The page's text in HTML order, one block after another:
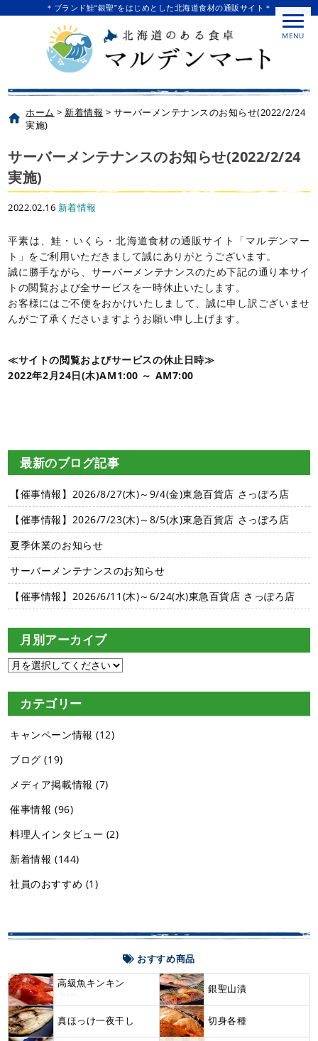
＊ブランド鮭“銀聖”をはじめとした北海道食材の通販サイト＊
MENU
ホーム >新着情報 > サーバーメンテナンスのお知らせ(2022/2/24
実施)
サーバーメンテナンスのお知らせ(2022/2/24
実施)
2022.02.16 新着情報
平素は、鮭・いくら・北海道食材の通販サイト「マルデンマー
ト」をご利用いただきまして誠にありがとうございます。
誠に勝手ながら、サーバーメンテナンスのため下記の通り本サイ
トの閲覧および全サービスを一時休止いたします。
お客様にはご不便をおかけいたしまして、誠に申し訳ございませ
んがご了承くださいますようお願い申し上げます。
≪サイトの閲覧およびサービスの休止日時≫
2022年2月24日(木)AM1:00 ～ AM7:00
最新のブログ記事
【催事情報】2026/8/27(木)～9/4(金)東急百貨店 さっぽろ店
【催事情報】2026/7/23(木)～8/5(水)東急百貨店 さっぽろ店
夏季休業のお知らせ
サーバーメンテナンスのお知らせ
【催事情報】2026/6/11(木)～6/24(水)東急百貨店 さっぽろ店
月別アーカイブ
カテゴリー
キャンペーン情報 (12)
ブログ (19)
メディア掲載情報 (7)
催事情報 (96)
料理人インタビュー (2)
新着情報 (144)
社員のおすすめ (1)
おすすめ商品
高級魚キンキン 銀聖山漬
真ほっけ一夜干し 切身各種